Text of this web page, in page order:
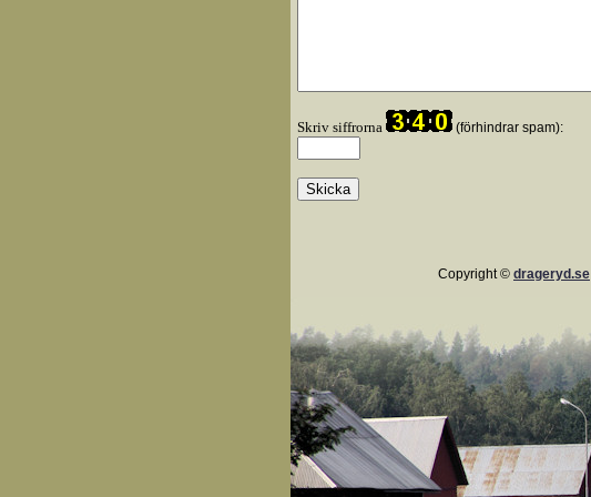
Skriv siffrorna (förhindrar spam):
Copyright © drageryd.se